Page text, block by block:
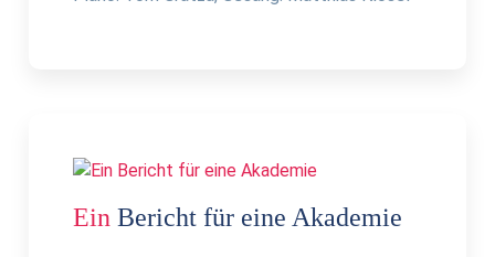
Ein Bericht für eine Akademie